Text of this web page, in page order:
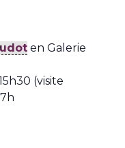
en Galerie
(visite